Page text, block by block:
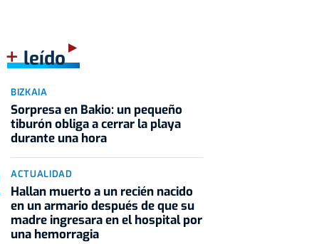
+leído
BIZKAIA
Sorpresa en Bakio: un pequeño
tiburón obliga a cerrar la playa
durante una hora
ACTUALIDAD
Hallan muerto a un recién nacido
en un armario después de que su
madre ingresara en el hospital por
una hemorragia